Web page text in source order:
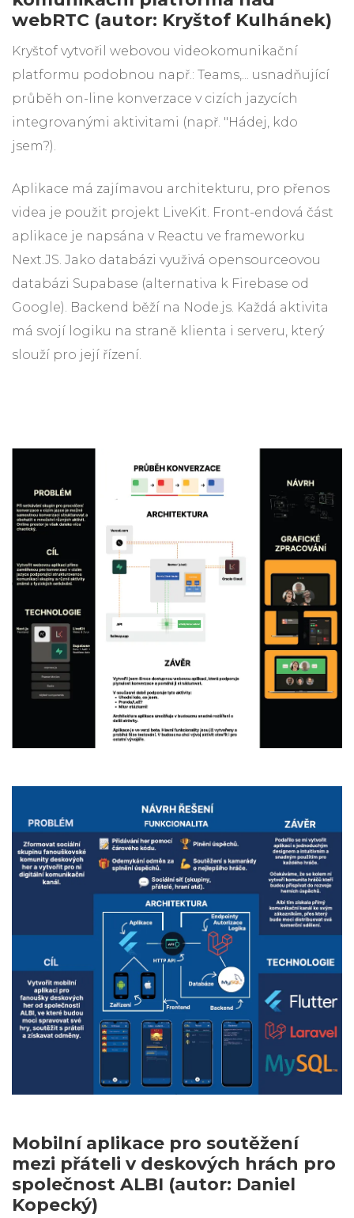
webRTC (autor: Kryštof Kulhánek)
Kryštof vytvořil webovou videokomunikační
platformu podobnou např.: Teams,... usnadňující
průběh on-line konverzace v cizích jazycích
integrovanými aktivitami (např. "Hádej, kdo
jsem?).
Aplikace má zajímavou architekturu, pro přenos
videa je použit projekt LiveKit. Front-endová část
aplikace je napsána v Reactu ve frameworku
Next.JS. Jako databázi využivá opensourceovou
databázi Supabase (alternativa k Firebase od
Google). Backend běží na Node.js. Každá aktivita
má svojí logiku na straně klienta i serveru, který
slouží pro její řízení.
Mobilní aplikace pro soutěžení
mezi přáteli v deskových hrách pro
společnost ALBI (autor: Daniel
Kopecký)